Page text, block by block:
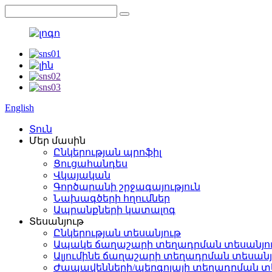
English
Տուն
Մեր մասին
Ընկերության պրոֆիլ
Ցուցահանդես
Վկայական
Գործարանի շրջագայություն
Նախագծերի հղումներ
Ապրանքների կատալոգ
Տեսանյութ
Ընկերության տեսանյութ
Ապակե ճաղաշարի տեղադրման
Ալյումինե ճաղաշարի տեղադրման
Ժապավենների/պերգոլայի տեղադրման